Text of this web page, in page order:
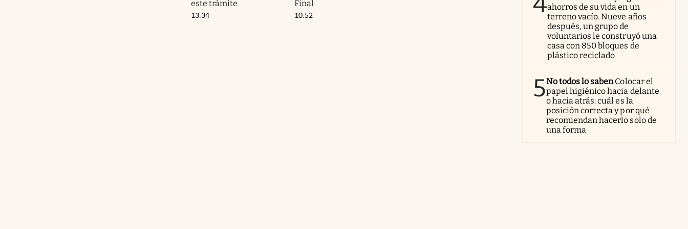
este trámite
13:34
Final
10:52
ahorros de su vida en un
terreno vacío. Nueve años
después, un grupo de
voluntarios le construyó una
casa con 850 bloques de
plástico reciclado
5No todos lo sabenColocar el
papel higiénico hacia delante
o hacia atrás: cuál es la
posición correcta y por qué
recomiendan hacerlo solo de
una forma